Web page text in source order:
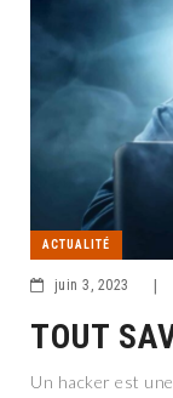
ACTUALITÉ
juin 3, 2023 |
TOUT
Un hacker est